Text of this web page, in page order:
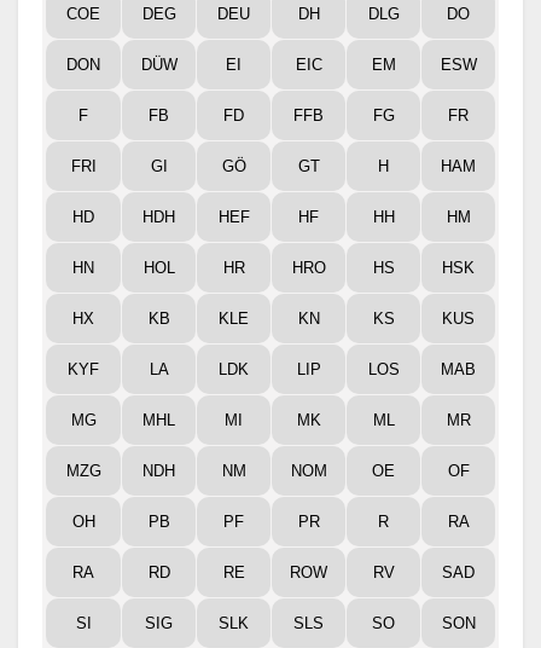
COE DEG DEU DH DLG DO
DON DÜW EI EIC EM ESW
F FB FD FFB FG FR
FRI GI GÖ GT H HAM
HD HDH HEF HF HH HM
HN HOL HR HRO HS HSK
HX KB KLE KN KS KUS
KYF LA LDK LIP LOS MAB
MG MHL MI MK ML MR
MZG NDH NM NOM OE OF
OH PB PF PR R RA
RA RD RE ROW RV SAD
SI SIG SLK SLS SO SON